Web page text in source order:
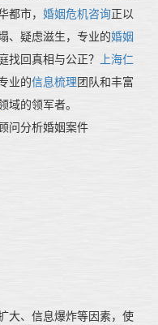
市， 婚姻危机咨询正以
、疑虑滋生，专业的婚姻
找回真相与公正？
上海仁
业的信息梳理团队和丰富
域的领军者。
大、信息爆炸等因素，使